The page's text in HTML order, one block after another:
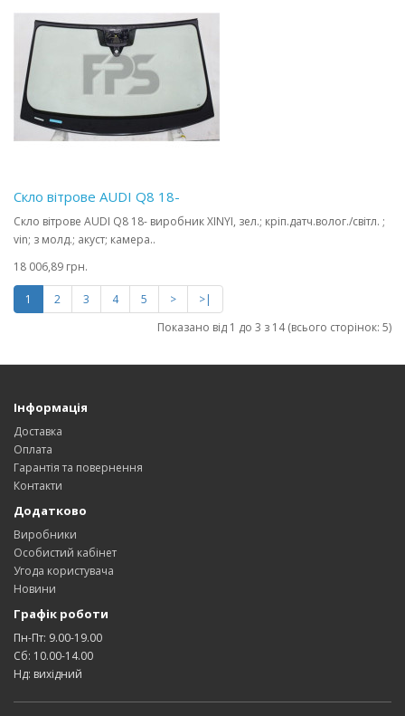
Скло вітрове AUDI Q8 18-
Скло вітрове AUDI Q8 18- виробник XINYI, зел.; кріп.датч.волог./світл. ;
vin; з молд.; акуст; камера..
18 006,89 грн.
1 2 3 4 5 >
>|
Показано від 1 до 3 з 14 (всього сторінок: 5)
Інформація
Доставка
Оплата
Гарантія та повернення
Контакти
Додатково
Виробники
Особистий кабінет
Угода користувача
Новини
Графік роботи
Пн-Пт: 9.00-19.00
Сб: 10.00-14.00
Нд: вихідний